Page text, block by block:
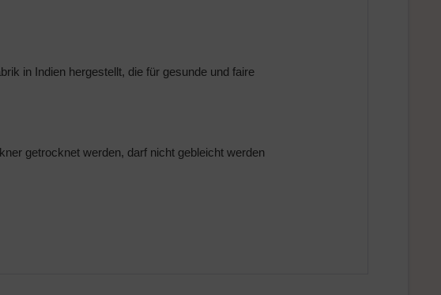
in Indien hergestellt, die für gesunde und faire
getrocknet werden, darf nicht gebleicht werden